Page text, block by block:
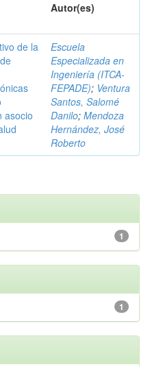
Autor(es)
de la
asocio
Escuela
Especializada en
Ingeniería (ITCA-
FEPADE); Ventura
Santos, Salomé
Danilo; Mendoza
Hernández, José
Roberto
1
1